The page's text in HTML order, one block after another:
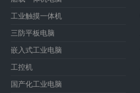
工业触摸一体机
三防平板电脑
嵌入式工业电脑
工控机
国产化工业电脑